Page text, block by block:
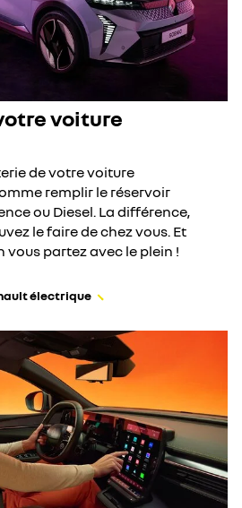
voiture
de votre voiture
remplir le réservoir
ou Diesel. La différence,
le faire de chez vous. Et
vous partez avec le plein !
électrique